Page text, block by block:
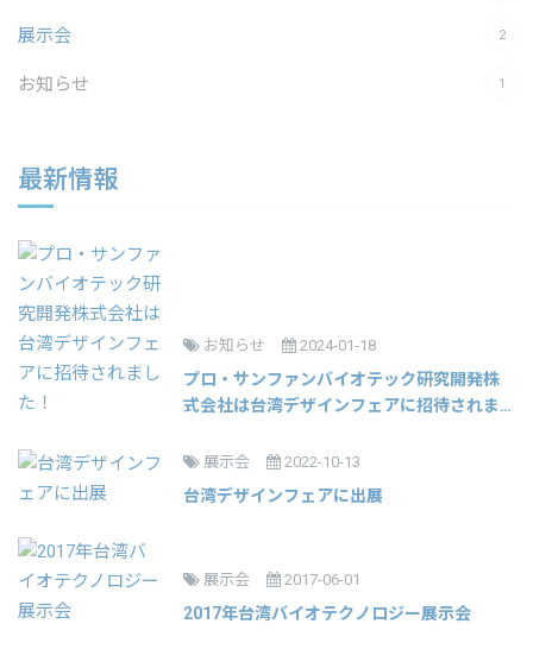
展示会 2
お知らせ 1
最新情報
お知らせ 2024-01-18
プロ・サンファンバイオテック研究開発株
式会社は台湾デザインフェアに招待されま
展示会 2022-10-13
台湾デザインフェアに出展
展示会 2017-06-01
2017年台湾バイオテクノロジー展示会